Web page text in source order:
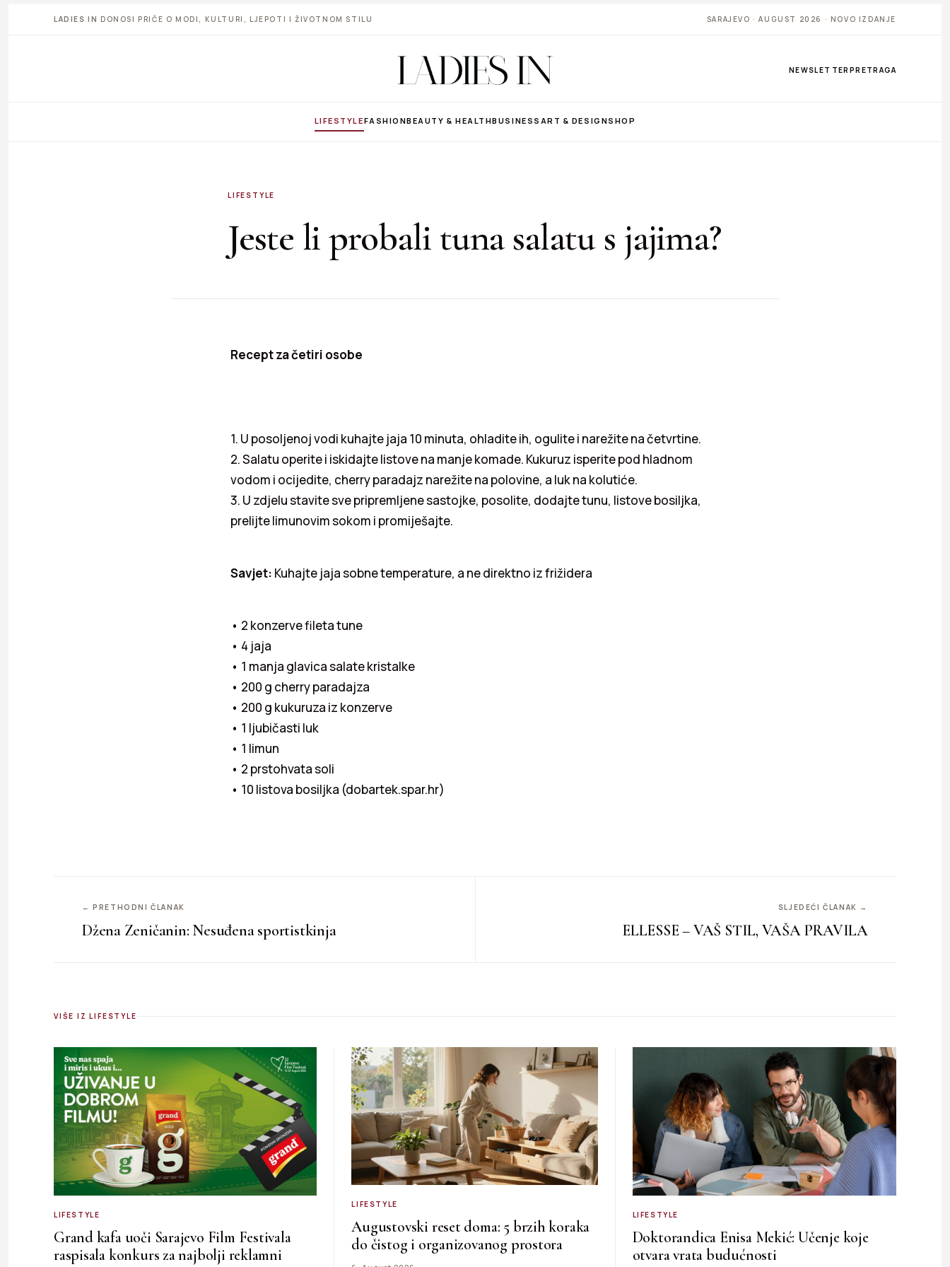
LADIES IN DONOSI PRIČE O MODI, KULTURI, LJEPOTI I ŽIVOTNOM STILU SARAJEVO · AUGUST 2026 · NOVO IZDANJE
NEWSLETTER PRETRAGA
LIFESTYLEFASHIONBEAUTY & HEALTHBUSINESS ART & DESIGNSHOP
LIFESTYLE
Jeste li probali tuna salatu s jajima?
Recept za četiri osobe
1. U posoljenoj vodi kuhajte jaja 10 minuta, ohladite ih, ogulite i narežite na četvrtine.
2. Salatu operite i iskidajte listove na manje komade. Kukuruz isperite pod hladnom
vodom i ocijedite, cherry paradajz narežite na polovine, a luk na kolutiće.
3. U zdjelu stavite sve pripremljene sastojke, posolite, dodajte tunu, listove bosiljka,
prelijte limunovim sokom i promiješajte.
Savjet: Kuhajte jaja sobne temperature, a ne direktno iz frižidera
• 2 konzerve fileta tune
• 4 jaja
• 1 manja glavica salate kristalke
• 200 g cherry paradajza
• 200 g kukuruza iz konzerve
• 1 ljubičasti luk
• 1 limun
• 2 prstohvata soli
• 10 listova bosiljka (dobartek.spar.hr)
← PRETHODNI ČLANAK
Džena Zeničanin: Nesuđena sportistkinja
SLJEDEĆI ČLANAK →
ELLESSE – VAŠ STIL, VAŠA PRAVILA
VIŠE IZ LIFESTYLE
LIFESTYLE
Grand kafa uoči Sarajevo Film Festivala
raspisala konkurs za najbolji reklamni
LIFESTYLE
Augustovski reset doma: 5 brzih koraka
do čistog i organizovanog prostora
LIFESTYLE
Doktorandica Enisa Mekić: Učenje koje
otvara vrata budućnosti